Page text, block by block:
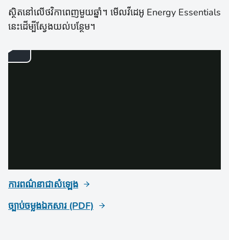
ការពណ៌នាជាសំឡេង
ច្បាប់ចម្លងឯកសារ (PDF)
ស្ថិតនៅលើថវិកាពេញមួយឆ្នាំ។ មើលវីដេអូ Energy Essentials
នេះដើម្បីស្វែងយល់បន្ថែម។